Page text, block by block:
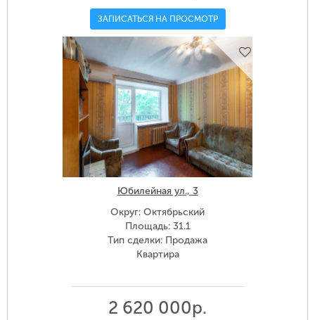
ЗАПИСАТЬСЯ НА ПРОСМОТР
Юбилейная ул., 3
Округ: Октябрьский
Площадь: 31.1
Тип сделки: Продажа
Квартира
2 620 000р.